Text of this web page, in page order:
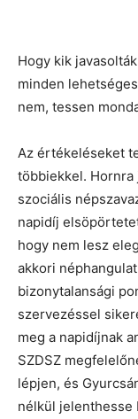
Hogy kik
minden
nem, tessen
Az értékeléseket
többiekkel.
szociális
napidíj
hogy nem lesz
akkori
bizonytalansági
szervezéssel
meg a napidíjnak
SZDSZ
lépjen, és
nélkül jelenthesse